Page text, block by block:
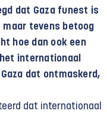
dat Gaza funest is
tevens betoog
hoe dan ook een
internationaal
dat ontmaskerd,
dat internationaal